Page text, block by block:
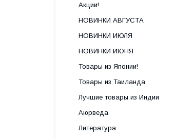
Акции!
НОВИНКИ АВГУСТА
НОВИНКИ ИЮЛЯ
НОВИНКИ ИЮНЯ
Товары из Японии!
Товары из Таиланда
Лучшие товары из Индии
Аюрведа
Литература